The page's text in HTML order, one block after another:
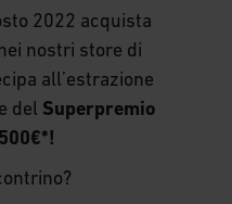
2022 acquista
nostri store di
all’estrazione
e del Superpremio